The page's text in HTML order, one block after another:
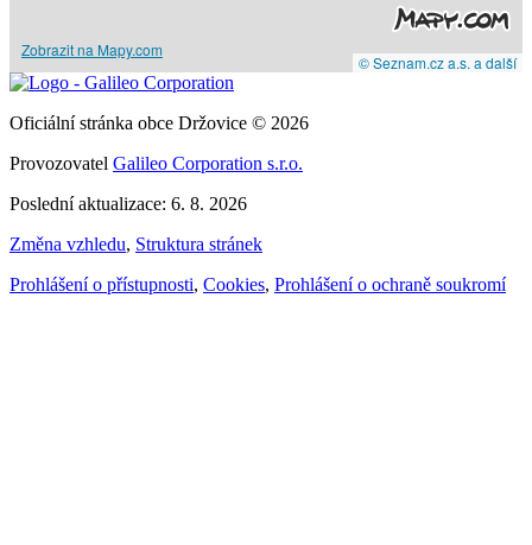
Zobrazit na Mapy.com
© Seznam.cz a.s. a další
Oficiální stránka obce Držovice © 2026
Provozovatel Galileo Corporation s.r.o.
Poslední aktualizace: 6. 8. 2026
Změna vzhledu, Struktura stránek
Prohlášení o přístupnosti, Cookies, Prohlášení o ochraně soukromí